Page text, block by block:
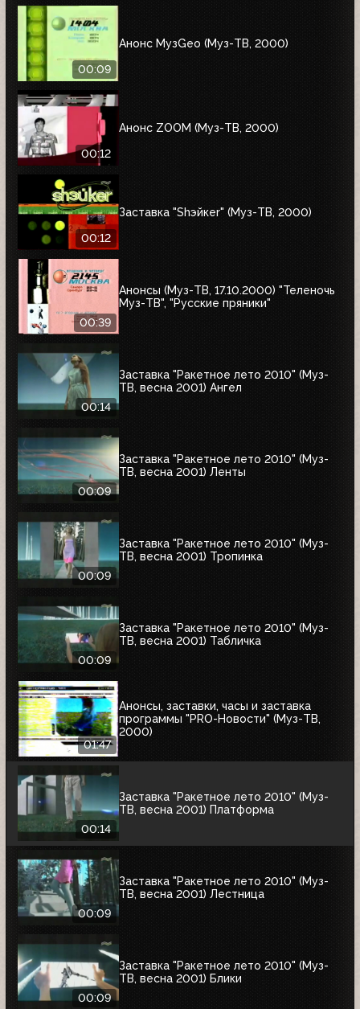
00:09
Анонс МузGeo (Муз-ТВ, 2000)
00:12
Анонс ZOOM (Муз-ТВ, 2000)
00:12
Заставка "Shэйкеr" (Муз-ТВ, 2000)
00:39
Анонсы (Муз-ТВ, 17.10.2000) "Теленочь
Муз-ТВ", "Русские пряники"
00:14
Заставка "Ракетное лето 2010" (Муз-
ТВ, весна 2001) Ангел
00:09
Заставка "Ракетное лето 2010" (Муз-
ТВ, весна 2001) Ленты
00:09
Заставка "Ракетное лето 2010" (Муз-
ТВ, весна 2001) Тропинка
00:09
Заставка "Ракетное лето 2010" (Муз-
ТВ, весна 2001) Табличка
01:47
Анонсы, заставки, часы и заставка
программы "PRO-Новости" (Муз-ТВ,
2000)
00:14
Заставка "Ракетное лето 2010" (Муз-
ТВ, весна 2001) Платформа
00:09
Заставка "Ракетное лето 2010" (Муз-
ТВ, весна 2001) Лестница
00:09
Заставка "Ракетное лето 2010" (Муз-
ТВ, весна 2001) Блики